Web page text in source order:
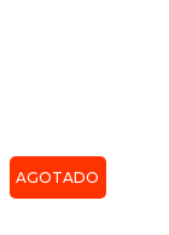
AGOTADO